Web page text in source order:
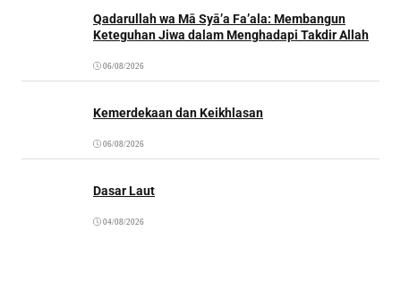
Qadarullah wa Mā Syā’a Fa’ala: Membangun
Keteguhan Jiwa dalam Menghadapi Takdir Allah
06/08/2026
Kemerdekaan dan Keikhlasan
06/08/2026
Dasar Laut
04/08/2026